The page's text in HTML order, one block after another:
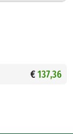
€137,36